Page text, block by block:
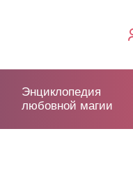
Энциклопедия
любовной магии